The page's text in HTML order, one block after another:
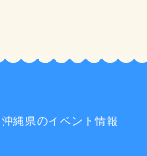
沖縄県のイベント情報